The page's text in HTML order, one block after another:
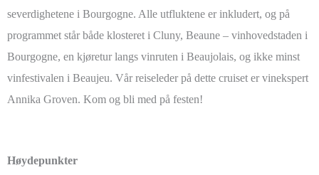
severdighetene i Bourgogne. Alle utfluktene er inkludert, og på
programmet står både klosteret i Cluny, Beaune – vinhovedstaden i
Bourgogne, en kjøretur langs vinruten i Beaujolais, og ikke minst
vinfestivalen i Beaujeu. Vår reiseleder på dette cruiset er vinekspert
Annika Groven. Kom og bli med på festen!
Høydepunkter